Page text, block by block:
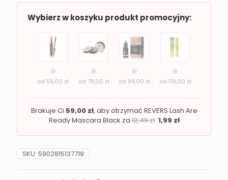
Revers
SHEWybierz w koszyku produkt promocyjny:
od 59,00 zł od 79,00 zł od 99,00 zł od 119,00 zł
Brakuje Ci 59,00 zł, aby otrzymać REVERS Lash Are
Ready Mascara Black za12,49zł 1,99 zł
SKU: 5902815137719